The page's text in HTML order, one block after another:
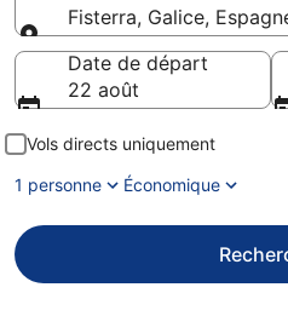
Fisterra, Galice,
Destination
Date de départ
22 août
Vols directs uniquement
1 personne
Économique